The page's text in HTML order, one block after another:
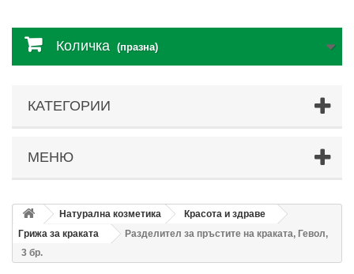
Количка (празна)
КАТЕГОРИИ
МЕНЮ
Натурална козметика
Красота и здраве
Грижа за краката
Разделител за пръстите на краката, Гевол,
3 бр.